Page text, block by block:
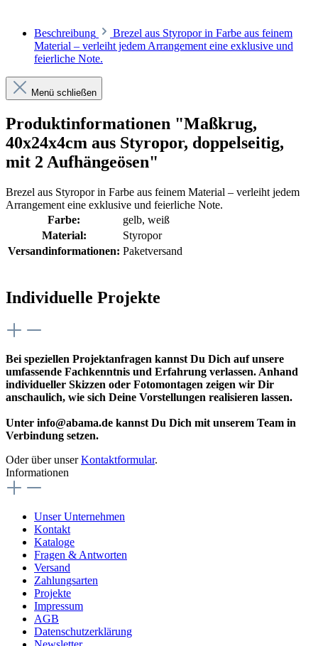
Beschreibung
Brezel aus Styropor in Farbe aus feinem
Material – verleiht jedem Arrangement eine exklusive und
feierliche Note.
Menü schließen
Produktinformationen "Maßkrug,
40x24x4cm aus Styropor, doppelseitig,
mit 2 Aufhängeösen"
Brezel aus Styropor in Farbe aus feinem Material – verleiht jedem
Arrangement eine exklusive und feierliche Note.
Farbe:
gelb, weiß
Material:
Styropor
Versandinformationen: Paketversand
Individuelle Projekte
Bei speziellen Projektanfragen kannst Du Dich auf unsere
umfassende Fachkenntnis und Erfahrung verlassen. Anhand
individueller Skizzen oder Fotomontagen zeigen wir Dir
anschaulich, wie sich Deine Vorstellungen realisieren lassen.
Unter info@abama.de kannst Du Dich mit unserem Team in
Verbindung setzen.
Oder über unserKontaktformular.
Informationen
Unser Unternehmen
Kontakt
Kataloge
Fragen & Antworten
Versand
Zahlungsarten
Projekte
Impressum
AGB
Datenschutzerklärung